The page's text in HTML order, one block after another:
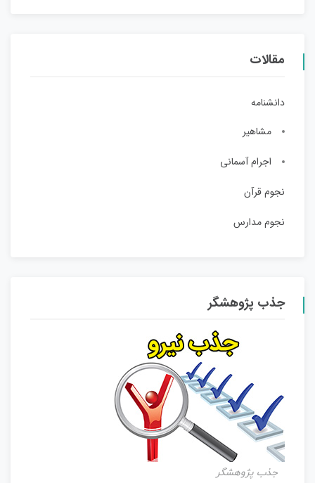
مقالات
دانشنامه
مشاهیر
اجرام آسمانی
نجوم قرآن
نجوم مدارس
جذب پژوهشگر
جذب پژوهشگر